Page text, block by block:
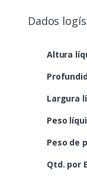
Dados
Altura
Largura
Peso
Peso de
Qtd. por